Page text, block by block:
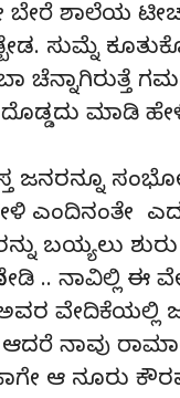
ಬೇರೆ ಶಾಲೆಯ
ಸುಮ್ನೆ
ಚೆನ್ನಾಗಿರುತ್ತೆ
ದೊಡ್ಡದು ಮಾಡಿ
ಜನರನ್ನೂ
ಎಂದಿನಂತೇ
ಬಯ್ಯಲು ಶುರು
.. ನಾವಿಲ್ಲಿ ಈ
ವೇದಿಕೆಯಲ್ಲಿ
ಆದರೆ ನಾವು
ಆ ನೂರು